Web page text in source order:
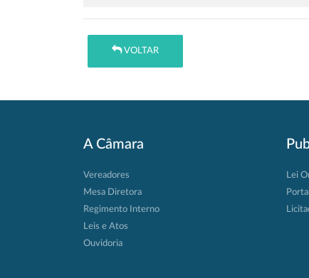
VOLTAR
A Câmara
Vereadores
Mesa Diretora
Regimento Interno
Leis e Atos
Ouvidoria
Lei